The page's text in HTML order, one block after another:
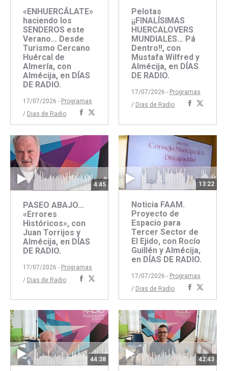
«ENHUERCÁLATE»
haciendo los
SENDEROS este
Verano… Desde
Turismo Cercano
Huércal de
Almería, con
Almécija, en DÍAS
DE RADIO.
17/07/2026 - Programas
/ Dias de Radio
Compartir
con
Facebook
con
Twitter
Pelotas
¡¡FINALÍSIMAS
HUERCALOVERS
MUNDIALES… Pá
Dentro!!, con
Mustafa Wilfred y
Almécija, en DÍAS
DE RADIO.
17/07/2026 - Programas
/ Dias de Radio
Compartir
4:45
PASEO ABAJO…
«Errores
Históricos», con
Juan Torrijos y
Almécija, en DÍAS
DE RADIO.
17/07/2026 - Programas
/ Dias de Radio
Compartir
Facebook
Twitter
13:22
Noticia FAAM.
Proyecto de
Espacio para
Tercer Sector de
El Ejido, con Rocío
Guillén y Almécija,
en DÍAS DE RADIO.
17/07/2026 - Programas
/ Dias de Radio
Compartir
concon
44:38 42:43